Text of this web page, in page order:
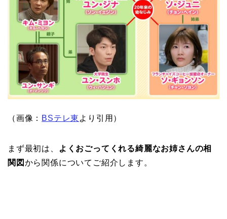
（画像： BSテレ東 より引用）
まず最初は、
よくおごってくれる綺麗なお姉さんの相
関図 から関係についてご紹介します。